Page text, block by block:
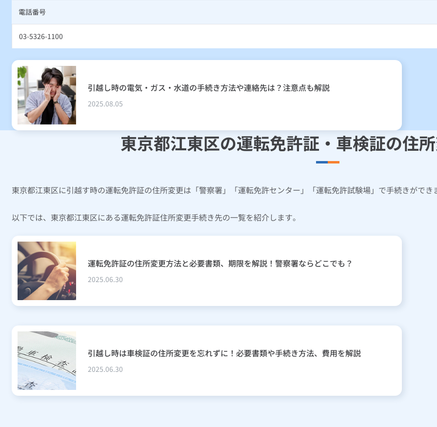
電話番号
03-5326-1100
引越し時の電気・ガス・水道の手続き方法や連絡先は？注意点も解説
2025.08.05
東京都江東区の運転免許証・車検証の住
東京都江東区に引越す時の運転免許証の住所変更は「警察署」「運転免許センター」「運転免許試験場」で手続きができ
以下では、東京都江東区にある運転免許証住所変更手続き先の一覧を紹介します。
運転免許証の住所変更方法と必要書類、期限を解説！警察署ならどこでも？
2025.06.30
引越し時は車検証の住所変更を忘れずに！必要書類や手続き方法、費用を解説
2025.06.30